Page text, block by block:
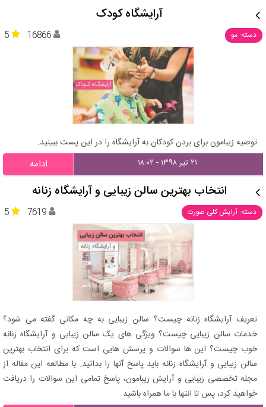
آرایشگاه کودک
دسته: مو 5 16866
توصیه زیبامون برای بردن کودکان به آرایشگاه را در این پست ببینید.
۲۱ تیر ۱۳۹۸ - ۱۸:۰۲ ادامه
انتخاب بهترین سالن زیبایی و آرایشگاه زنانه
دسته: آرایش کلی صورت 5 7619
تعریف آرایشگاه زنانه چیست؟ سالن زیبایی به چه مکانی گفته می شود؟
خدمات سالن زیبایی چیست؟ ویژگی های یک سالن زیبایی و آرایشگاه زنانه
خوب چیست؟ این ها سوالات و پرسش هایی است که برای انتخاب بهترین
سالن زیبایی و آرایشگاه زنانه باید پاسخ آنها را بدانید. با مطالعه این مقاله از
مجله تخصصی زیبایی و آرایش زیبامون، پاسخ تمامی این سوالات را دریافت
خواهید کرد، پس تا انتها با ما همراه باشید.